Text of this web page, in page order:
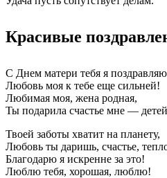
Красивые
С Днем матери тебя я
Любовь моя к тебе еще сильней!
Любимая моя, жена родная,
Ты подарила счастье мне —
Твоей заботы хватит на планету,
Любовь ты даришь, счастье,
Благодарю я искренне за это!
Люблю тебя, хорошая, люблю!